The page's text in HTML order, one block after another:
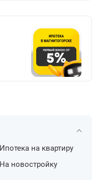
Ипотека на квартиру
На новостройку